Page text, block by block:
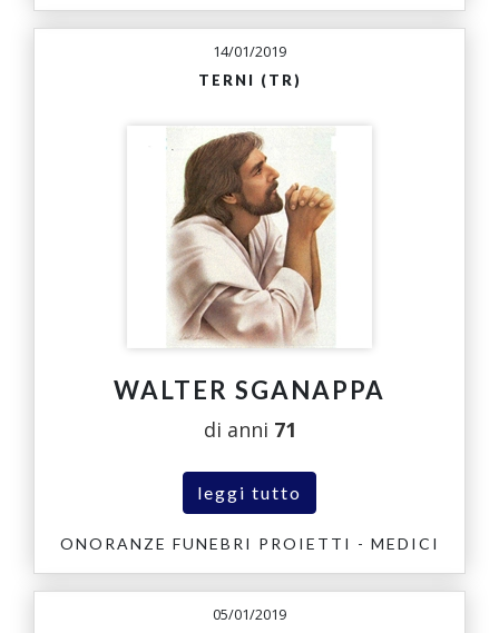
14/01/2019
TERNI (TR)
WALTER SGANAPPA
di anni 71
leggi tutto
ONORANZE FUNEBRI PROIETTI - MEDICI
05/01/2019